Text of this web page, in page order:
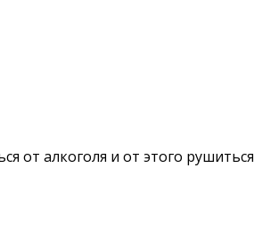
от алкоголя и от этого рушиться